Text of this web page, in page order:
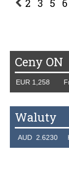
2 3 5 6
Ceny ON
EUR 1,258
Waluty
AUD 2.6230